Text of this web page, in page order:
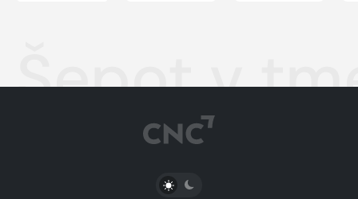
Šepot v
PŘEPNOUT SVĚTLÝ/TMAVÝ REŽIM